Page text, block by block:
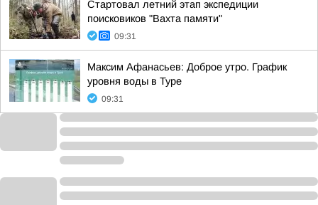
Стартовал летний этап экспедиции
поисковиков "Вахта памяти"
09:31
Максим Афанасьев: Доброе утро. График
уровня воды в Туре
09:31